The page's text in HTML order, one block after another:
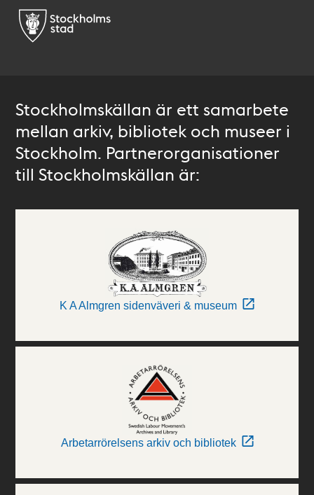
Stockholmskällan är ett samarbete
mellan arkiv, bibliotek och museer i
Stockholm. Partnerorganisationer
till Stockholmskällan är:
K A Almgren sidenväveri & museum
Arbetarrörelsens arkiv och bibliotek